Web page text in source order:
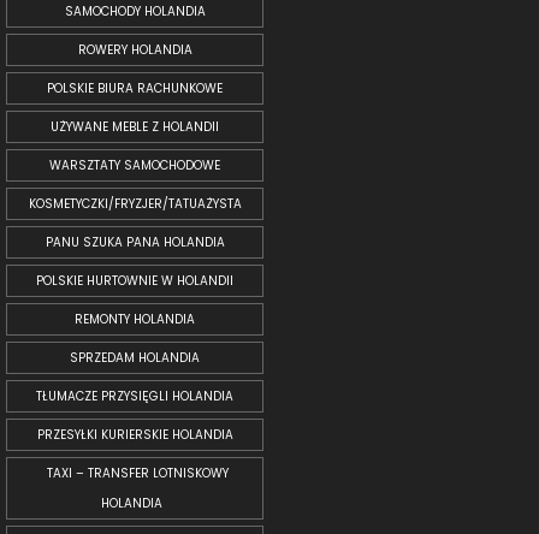
SAMOCHODY HOLANDIA
ROWERY HOLANDIA
POLSKIE BIURA RACHUNKOWE
UŻYWANE MEBLE Z HOLANDII
WARSZTATY SAMOCHODOWE
KOSMETYCZKI/FRYZJER/TATUAŻYSTA
PANU SZUKA PANA HOLANDIA
POLSKIE HURTOWNIE W HOLANDII
REMONTY HOLANDIA
SPRZEDAM HOLANDIA
TŁUMACZE PRZYSIĘGLI HOLANDIA
PRZESYŁKI KURIERSKIE HOLANDIA
TAXI – TRANSFER LOTNISKOWY
HOLANDIA